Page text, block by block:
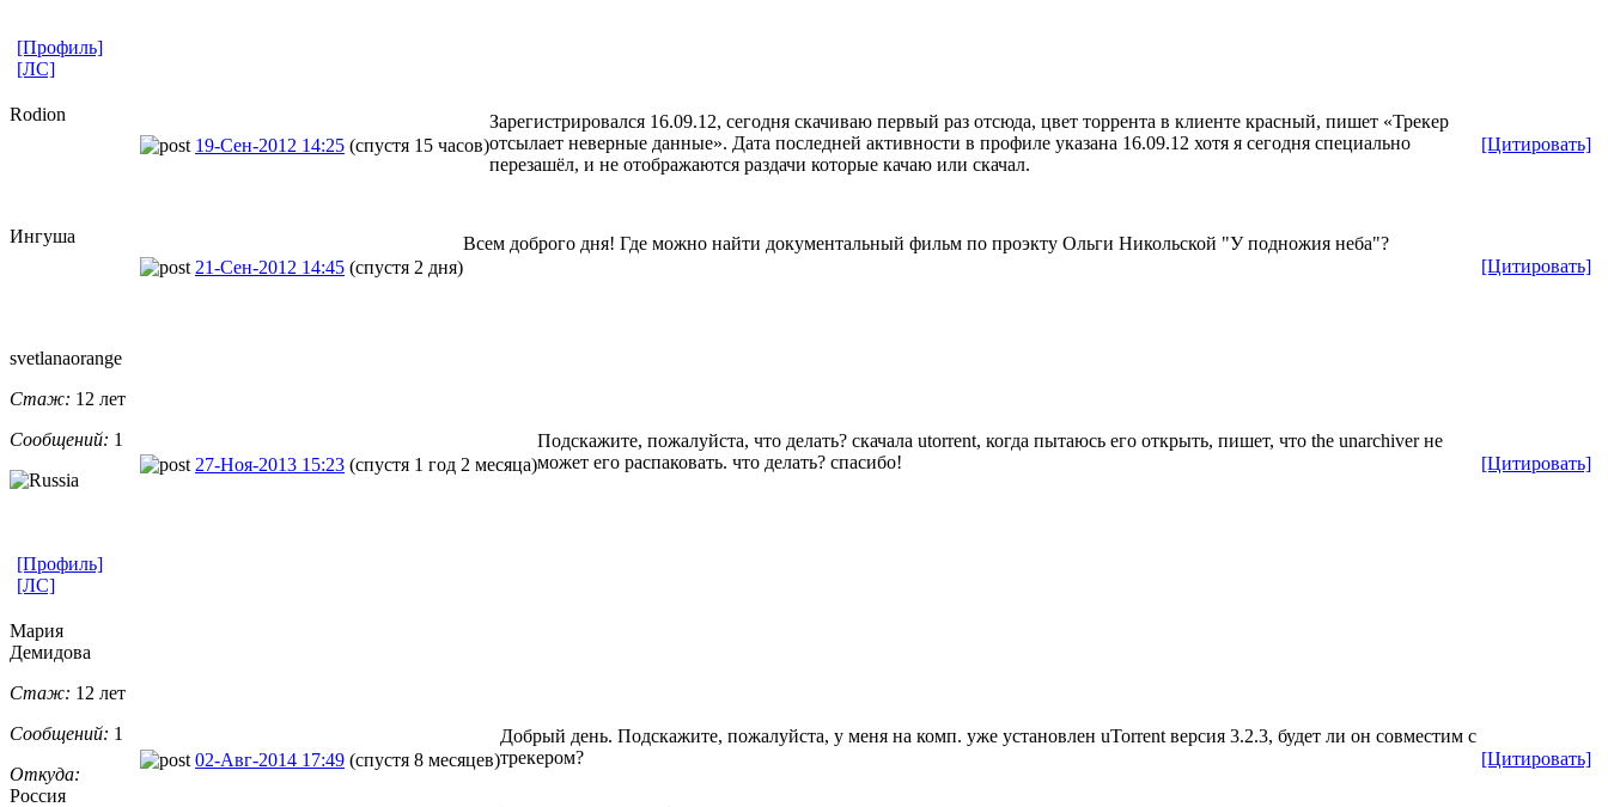
[Профиль]
[ЛС]
Rodion
19-Сен-2012 14:25 (спустя 15 часов) [Цитировать]
Зарегистрировался 16.09.12, сегодня скачиваю первый раз отсюда, цвет торрента в клиенте красный, пишет «Трекер
отсылает неверные данные». Дата последней активности в профиле указана 16.09.12 хотя я сегодня специально
перезашёл, и не отображаются раздачи которые качаю или скачал.
Ингуша
21-Сен-2012 14:45 (спустя 2 дня) [Цитировать]
Всем доброго дня! Где можно найти документальный фильм по проэкту Ольги Никольской "У подножия неба"?
svetlanaoran​ge
Стаж: 12 лет
Сообщений: 1
27-Ноя-2013 15:23 (спустя 1 год 2 месяца) [Цитировать]
Подскажите, пожалуйста, что делать? скачала utorrent, когда пытаюсь его открыть, пишет, что the unarchiver не
может его распаковать. что делать? спасибо!
[Профиль]
[ЛС]
Мария
Демидова
Стаж: 12 лет
Сообщений: 1
Откуда:
Россия
02-Авг-2014 17:49 (спустя 8 месяцев) [Цитировать]
Добрый день. Подскажите, пожалуйста, у меня на комп. уже установлен uTorrent версия 3.2.3, будет ли он совместим с
трекером?